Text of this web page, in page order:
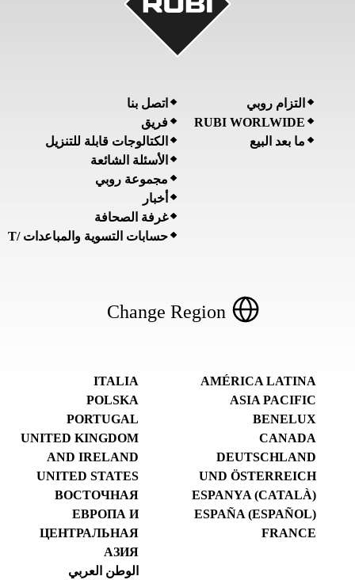
التزام روبي
RUBI WORLWIDE
ما بعد البيع
اتصل بنا
فريق
الكتالوجات قابلة للتنزيل
الأسئلة الشائعة
مجموعة روبي
أخبار
غرفة الصحافة
حسابات التسوية والمباعدات /T
Change Region
AMÉRICA LATINA
ASIA PACIFIC
BENELUX
CANADA
DEUTSCHLAND
UND ÖSTERREICH
ESPANYA (CATALÀ)
ESPAÑA (ESPAÑOL)
FRANCE
ITALIA
POLSKA
PORTUGAL
UNITED KINGDOM
AND IRELAND
UNITED STATES
ВОСТОЧНАЯ
ЕВРОПА И
ЦЕНТРАЛЬНАЯ
АЗИЯ
الوطن العربي